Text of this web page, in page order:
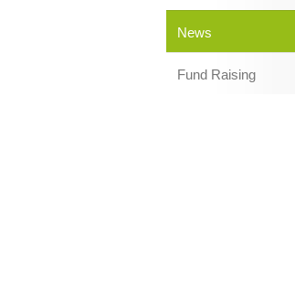
News
Fund Raising